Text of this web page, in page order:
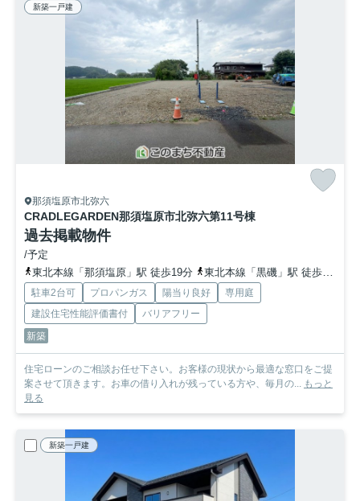
新築一戸建
那須塩原市北弥六
CRADLEGARDEN那須塩原市北弥六第11号棟
過去掲載物件
/予定
東北本線「那須塩原」駅 徒歩19分
東北本線「黒磯」駅 徒歩79分
駐車2台可 プロパンガス 陽当り良好
専用庭
建設住宅性能評価書付
バリアフリー
新築
住宅ローンのご相談お任せ下さい。お客様の現状から最適な窓口をご提
案させて頂きます。お車の借り入れが残っている方や、毎月の... もっと
見る
新築一戸建